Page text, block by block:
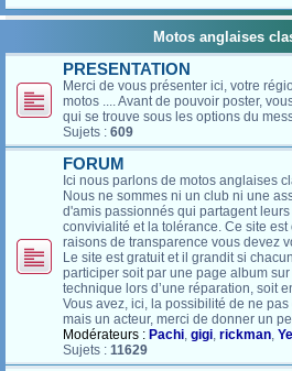
Motos anglaises
PRESENTATION
Merci de vous présenter ici, votre
motos .... Avant de pouvoir poster,
qui se trouve sous les options du
Sujets : 609
FORUM
Ici nous parlons de motos anglaises
Nous ne sommes ni un club ni une
d'amis passionnés qui partagent
convivialité et la tolérance. Ce site
raisons de transparence vous devez
Le site est gratuit et il grandit si
participer soit par une page album
technique lors d’une réparation, soit
Vous avez, ici, la possibilité de ne
mais un acteur, merci de donner un
Modérateurs : Pachi, gigi, rickman,
Sujets : 11629